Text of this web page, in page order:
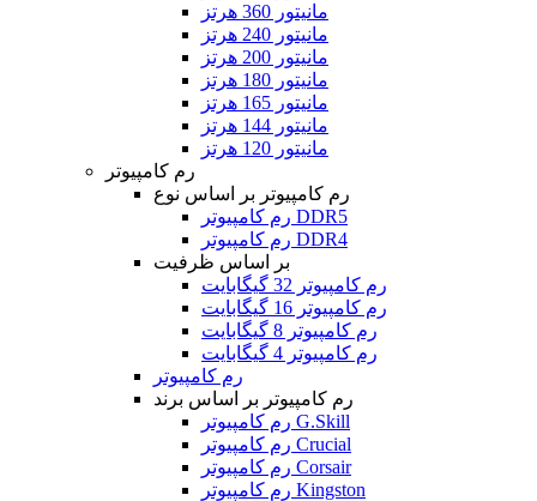
مانیتور 360 هرتز
مانیتور 240 هرتز
مانیتور 200 هرتز
مانیتور 180 هرتز
مانیتور 165 هرتز
مانیتور 144 هرتز
مانیتور 120 هرتز
رم کامپیوتر
رم کامپیوتر بر اساس نوع
رم کامپیوتر DDR5
رم کامپیوتر DDR4
بر اساس ظرفیت
رم کامپیوتر 32 گیگابایت
رم کامپیوتر 16 گیگابایت
رم کامپیوتر 8 گیگابایت
رم کامپیوتر 4 گیگابایت
رم کامپیوتر
رم کامپیوتر بر اساس برند
رم کامپیوتر G.Skill
رم کامپیوتر Crucial
رم کامپیوتر Corsair
رم کامپیوتر Kingston